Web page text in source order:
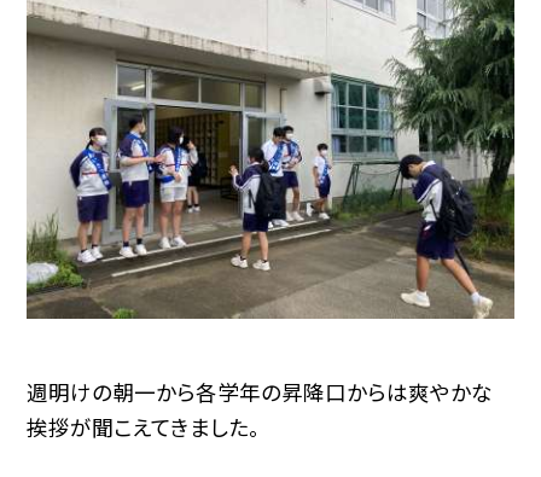
週明けの朝一から各学年の昇降口からは爽やかな
挨拶が聞こえてきました。